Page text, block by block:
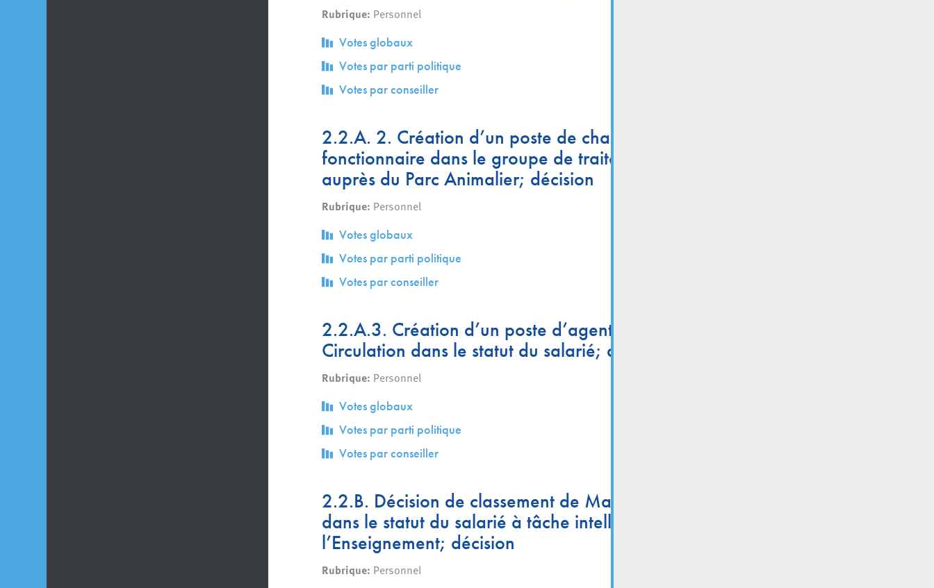
Rubrique: Personnel
Votes globaux
Votes par parti politique
Votes par conseiller
2.2.A. 2. Création d’un poste de chargé technique dans le statut du
fonctionnaire dans le groupe de traitement B1, sous-groupe technique,
auprès du Parc Animalier; décision
Rubrique: Personnel
Votes globaux
Votes par parti politique
Votes par conseiller
2.2.A.3. Création d’un poste d’agent polyvalent au sein du service
Circulation dans le statut du salarié; décision
Rubrique: Personnel
Votes globaux
Votes par parti politique
Votes par conseiller
2.2.B. Décision de classement de Madame A.R.N., agent administratif
dans le statut du salarié à tâche intellectuelle auprès du service de
l’Enseignement; décision
Rubrique: Personnel